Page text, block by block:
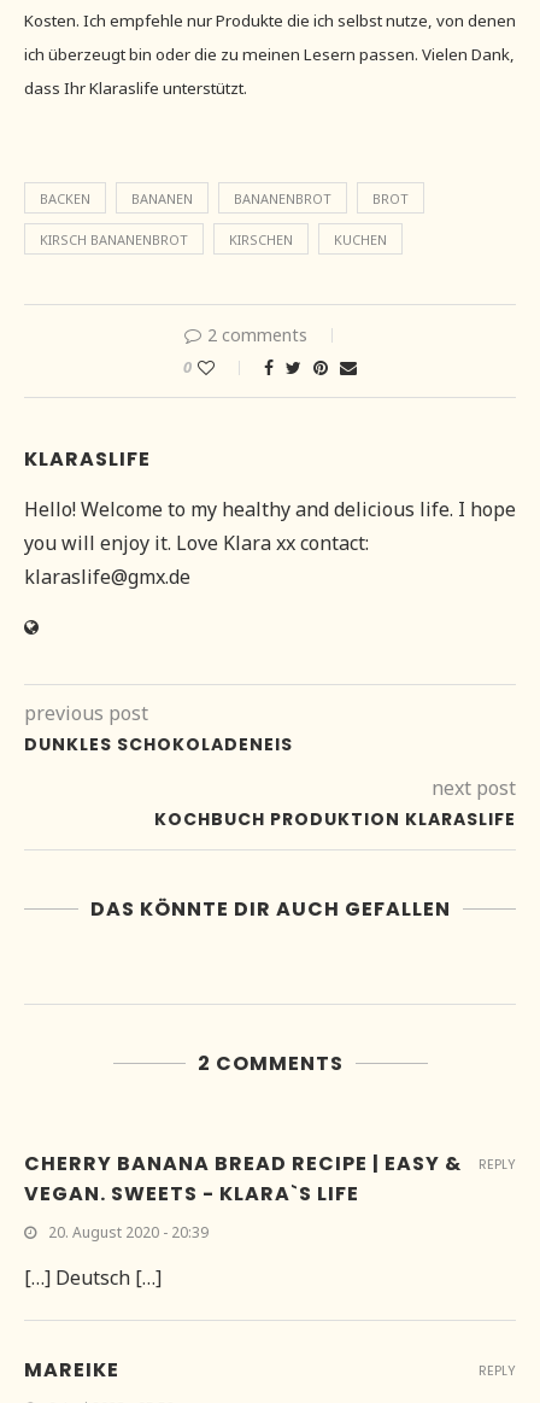
Kosten. Ich empfehle nur Produkte die ich selbst nutze, von denen
ich überzeugt bin oder die zu meinen Lesern passen. Vielen Dank,
dass Ihr Klaraslife unterstützt.
BACKEN BANANEN BANANENBROT BROT
KIRSCH BANANENBROT KIRSCHEN KUCHEN
2 comments
0
KLARASLIFE
Hello! Welcome to my healthy and delicious life. I hope
you will enjoy it. Love Klara xx contact:
klaraslife@gmx.de
previous post
DUNKLES SCHOKOLADENEIS
next post
KOCHBUCH PRODUKTION KLARASLIFE
DAS KÖNNTE DIR AUCH GEFALLEN
2 COMMENTS
CHERRY BANANA BREAD RECIPE | EASY &
VEGAN. SWEETS - KLARA`S LIFE
20. August 2020 - 20:39
[…] Deutsch […]
REPLY
MAREIKE REPLY